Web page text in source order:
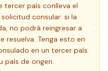
tercer país conlleva el
consular: si la
no podrá reingresar a
resuelva. Tenga esto en
en un tercer país
país de origen.